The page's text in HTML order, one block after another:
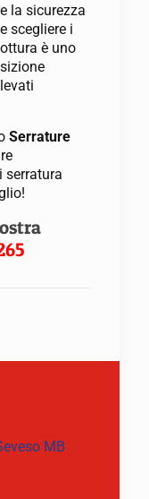
la sicurezza
scegliere i
è uno
Serrature
serratura
MB